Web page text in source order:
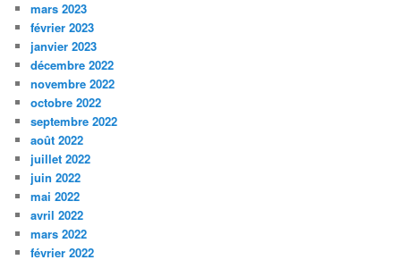
mars 2023
février 2023
janvier 2023
décembre 2022
novembre 2022
octobre 2022
septembre 2022
août 2022
juillet 2022
juin 2022
mai 2022
avril 2022
mars 2022
février 2022